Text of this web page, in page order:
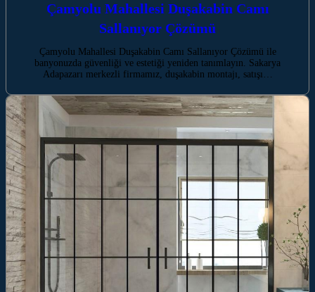
Çamyolu Mahallesi Duşakabin Camı
Sallanıyor Çözümü
Çamyolu Mahallesi Duşakabin Camı Sallanıyor Çözümü ile
banyonuzda güvenliği ve estetiği yeniden tanımlayın. Sakarya
Adapazarı merkezli firmamız, duşakabin montajı, satışı…